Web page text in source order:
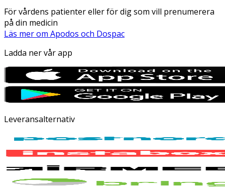
För vårdens patienter eller för dig som vill prenumerera
på din medicin
Läs mer om Apodos och Dospac
Ladda ner vår app
Leveransalternativ